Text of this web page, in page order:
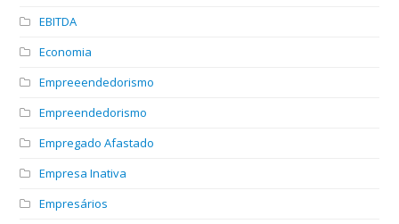
EBITDA
Economia
Empreeendedorismo
Empreendedorismo
Empregado Afastado
Empresa Inativa
Empresários